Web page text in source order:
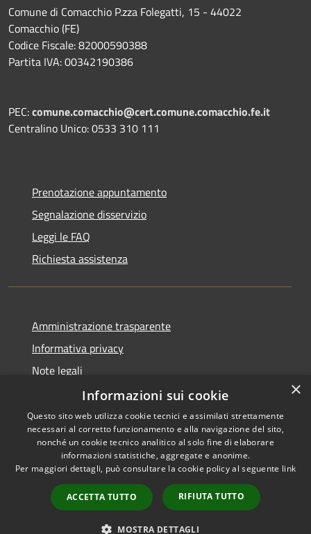
Comune di Comacchio P.zza Folegatti, 15 - 44022
Comacchio (FE)
Codice Fiscale: 82000590388
Partita IVA: 00342190386
PEC:comune.comacchio@cert.comune.comacchio.fe.it
Centralino Unico: 0533 310 111
Prenotazione appuntamento
Segnalazione disservizio
Leggi le FAQ
Richiesta assistenza
Amministrazione trasparente
Informativa privacy
Note legali
Dichiarazione di accessibilità
RSS
Accessibilità
Copyright © 2026 • Città di
Municipium•
Accesso
redazione
×
Informazioni sui cookie
Questo sito web utilizza cookie tecnici e assimilati strettamente
necessari al corretto funzionamento e alla navigazione del sito,
nonché un cookie tecnico analitico al solo fine di elaborare
informazioni statistiche, aggregate e anonime.
Per maggiori dettagli, può consultare la cookie policy al seguente link
ACCETTA TUTTO RIFIUTA TUTTO
MOSTRA DETTAGLI